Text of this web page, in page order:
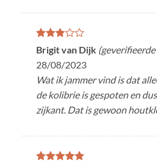
Gewaardeerd
3uit 5
Brigit van Dijk
28/08/2023
Wat ik jammer vind is dat
de kolibrie is gespoten en
zijkant. Dat is gewoon